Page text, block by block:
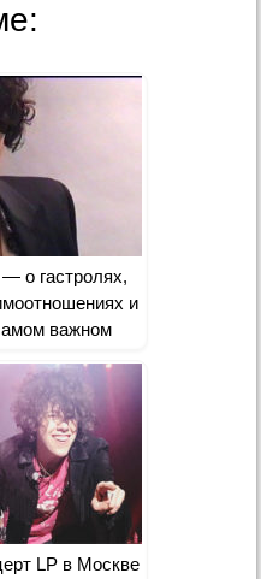
— о гастролях,
и
важном
LP в Москве